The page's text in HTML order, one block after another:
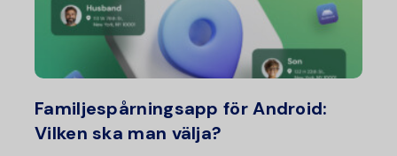
Dela
Familjespårningsapp för Android:
Vilken ska man välja?